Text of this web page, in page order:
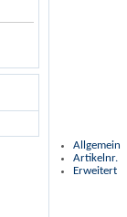
Allgemein
Artikelnr.
Erweitert